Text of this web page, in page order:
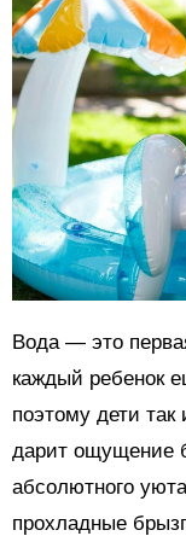
Вода — это
каждый ребенок
поэтому дети так
дарит ощущение
абсолютного
прохладные